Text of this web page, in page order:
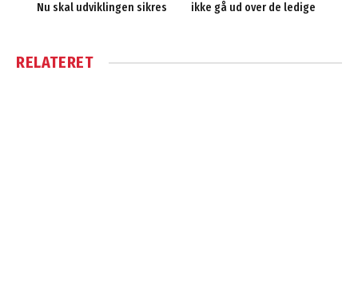
Nu skal udviklingen sikres
ikke gå ud over de ledige
RELATERET